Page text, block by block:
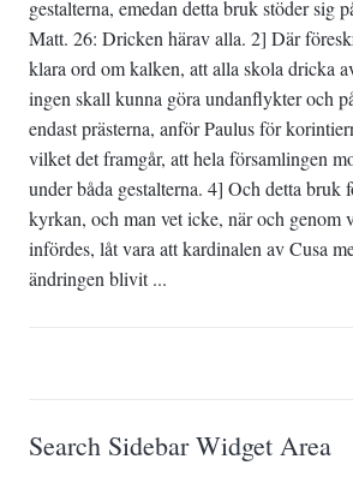
gestalterna, emedan detta bruk stöder sig
Matt. 26: Dricken härav alla. 2] Där
klara ord om kalken, att alla skola dricka
ingen skall kunna göra undanflykter och
endast prästerna, anför Paulus för
vilket det framgår, att hela församlingen
under båda gestalterna. 4] Och detta bruk
kyrkan, och man vet icke, när och genom
infördes, låt vara att kardinalen av Cusa
ändringen blivit ...
Search Sidebar Widget Area